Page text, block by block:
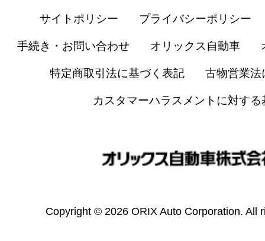
サイトポリシー プライバシーポリシー
手続き・お問い合わせ オリックス自動車
特定商取引法に基づく表記 古物営業法
カスタマーハラスメントに対する
Copyright © 2026 ORIX Auto Corporation. All